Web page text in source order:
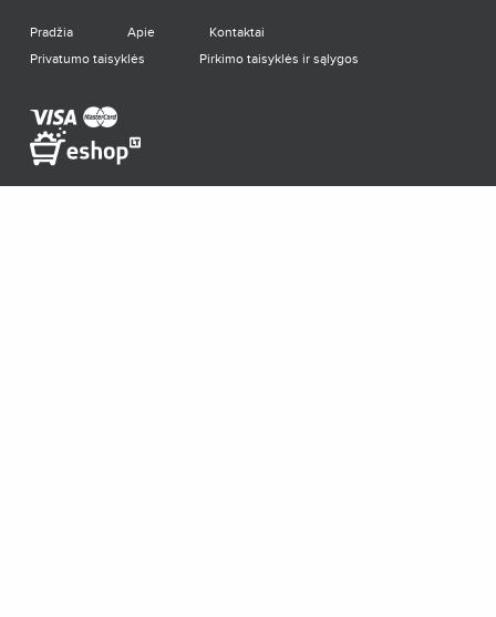
Pradžia Apie
Kontaktai
Privatumo taisyklės
Pirkimo taisyklės ir sąlygos